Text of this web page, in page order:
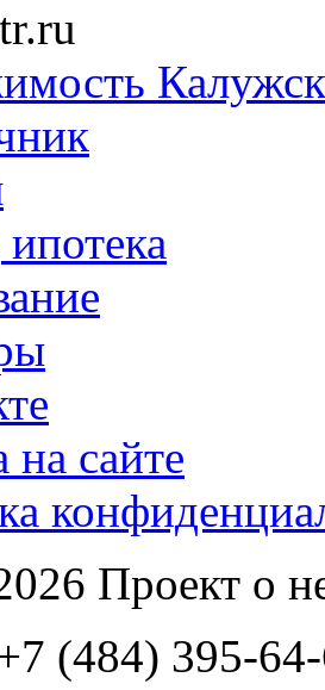
на сайте
Проект о
(484) 395-